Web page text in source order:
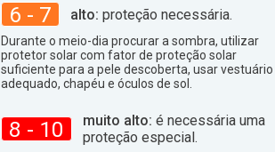
6 - 7 alto: proteção necessária.
Durante o meio-dia procurar a sombra, utilizar
protetor solar com fator de proteção solar
suficiente para a pele descoberta, usar vestuário
adequado, chapéu e óculos de sol.
8 - 10 muito alto: é necessária uma
proteção especial.